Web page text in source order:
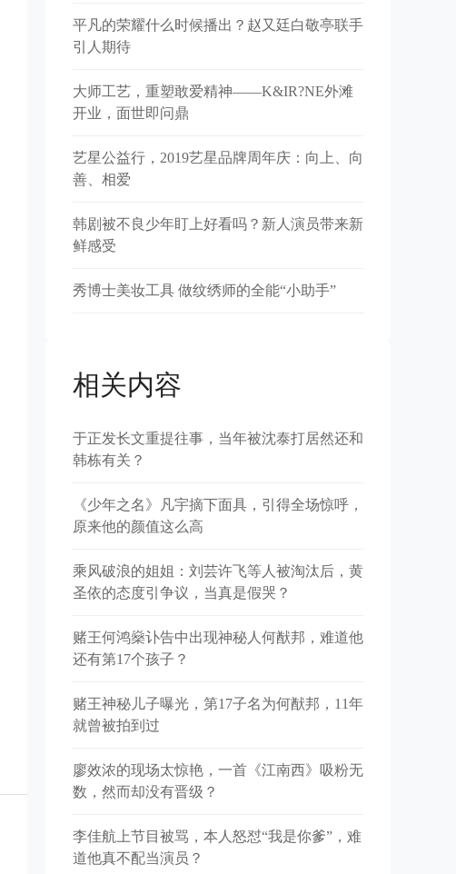
平凡的荣耀什么时候播出？赵又廷白敬亭联手
引人期待
大师工艺，重塑敢爱精神——K&IR?NE外滩
开业，面世即问鼎
艺星公益行，2019艺星品牌周年庆：向上、向
善、相爱
韩剧被不良少年盯上好看吗？新人演员带来新
鲜感受
秀博士美妆工具 做纹绣师的全能“小助手”
相关内容
于正发长文重提往事，当年被沈泰打居然还和
韩栋有关？
《少年之名》凡宇摘下面具，引得全场惊呼，
原来他的颜值这么高
乘风破浪的姐姐：刘芸许飞等人被淘汰后，黄
圣依的态度引争议，当真是假哭？
赌王何鸿燊讣告中出现神秘人何猷邦，难道他
还有第17个孩子？
赌王神秘儿子曝光，第17子名为何猷邦，11年
就曾被拍到过
廖效浓的现场太惊艳，一首《江南西》吸粉无
数，然而却没有晋级？
李佳航上节目被骂，本人怒怼“我是你爹”，难
道他真不配当演员？